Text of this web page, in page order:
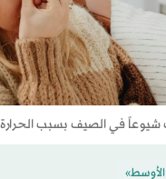
شيوعاً في الصيف بسبب